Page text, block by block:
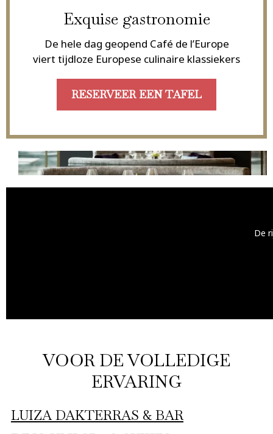
Exquise gastronomie
De hele dag geopend Café de l’Europe
viert tijdloze Europese culinaire klassiekers
RESERVEER EEN TAFEL
De
VOOR DE VOLLEDIGE
ERVARING
LUIZA DAKTERRAS & BAR